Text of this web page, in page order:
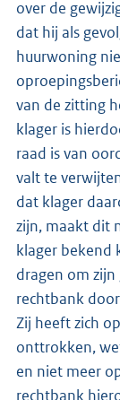
over de
dat hij als
huurwoning
van de zitting
klager is
raad is van
valt te
dat klager
zijn, maakt dit
klager bekend
dragen om zijn
rechtbank
Zij heeft zich
onttrokken,
en niet meer
rechtbank